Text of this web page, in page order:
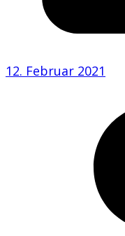
12. Februar 2021